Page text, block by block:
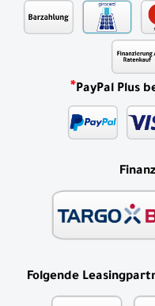
*PayPal Plus
Folgende